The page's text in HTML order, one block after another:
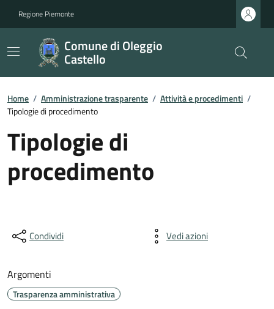
Regione Piemonte
Comune di Oleggio
Castello
Home / Amministrazione trasparente / Attività e procedimenti /
Tipologie di procedimento
Tipologie di
procedimento
Condividi Vedi azioni
Argomenti
Trasparenza amministrativa